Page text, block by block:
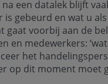
een datalek blijft
is gebeurd en wat u
gaat voorbij aan de
en medewerkers:
het
op dit moment moet